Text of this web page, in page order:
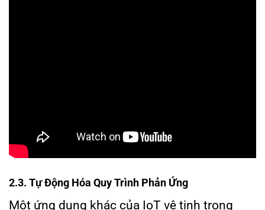
2.3. Tự Động Hóa Quy Trình Phản Ứng
Một ứng dụng khác của IoT vệ tinh trong